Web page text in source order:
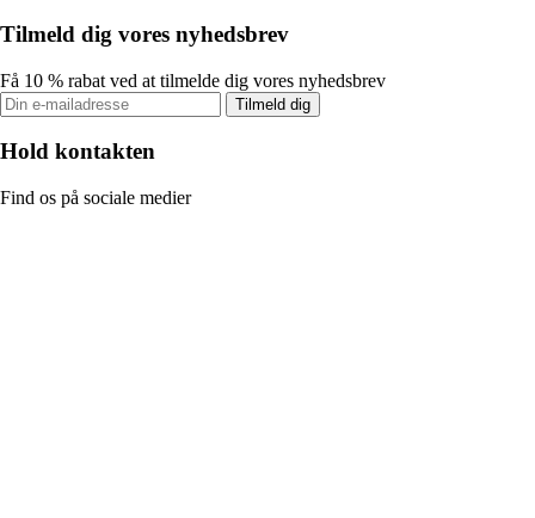
Tilmeld dig vores nyhedsbrev
Få 10 % rabat ved at tilmelde dig vores nyhedsbrev
Tilmeld dig
Hold kontakten
Find os på sociale medier